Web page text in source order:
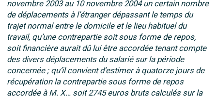
novembre 2003 au 10 novembre 2004 un certain nombre
de déplacements à l’étranger dépassant le temps du
trajet normal entre le domicile et le lieu habituel du
travail, qu’une contrepartie soit sous forme de repos,
soit financière aurait dû lui être accordée tenant compte
des divers déplacements du salarié sur la période
concernée ; qu’il convient d’estimer à quatorze jours de
récupération la contrepartie sous forme de repos
accordée à M. X… soit 2745 euros bruts calculés sur la